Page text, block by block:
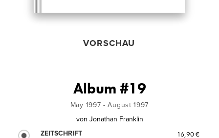
VORSCHAU
Album #19
May 1997 - August 1997
von Jonathan Franklin
ZEITSCHRIFT
16,90 €